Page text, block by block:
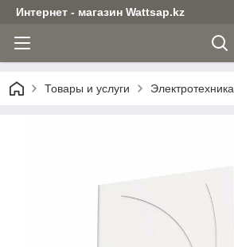
Интернет - магазин Wattsap.kz
Товары и услуги Электротехника